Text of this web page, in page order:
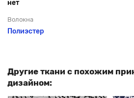
нет
Волокна
Полиэстер
Другие ткани с похожим
дизайном: